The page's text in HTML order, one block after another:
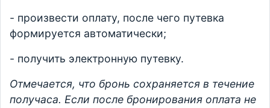
- произвести оплату, после чего путевка
формируется автоматически;
- получить электронную путевку.
Отмечается, что бронь сохраняется в течение
получаса. Если после бронирования оплата не